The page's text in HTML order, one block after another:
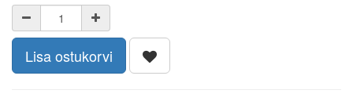
Lisa ostukorvi